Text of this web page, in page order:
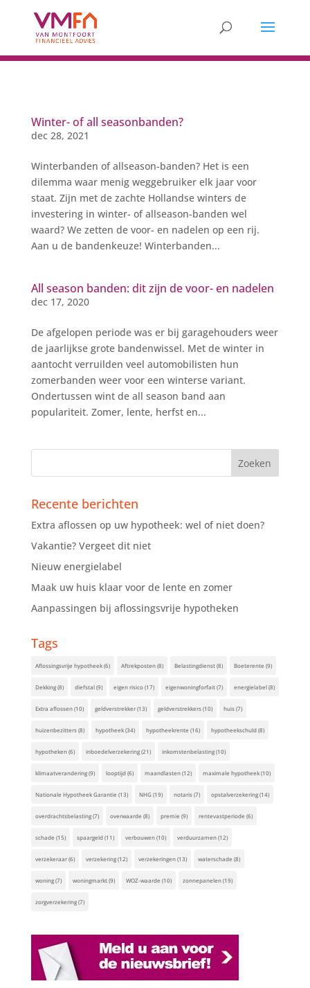
Winter- of all seasonbanden?
dec 28, 2021
Winterbanden of allseason-banden? Het is een
dilemma waar menig weggebruiker elk jaar voor
staat. Zijn met de zachte Hollandse winters de
investering in winter- of allseason-banden wel
waard? We zetten de voor- en nadelen op een rij.
Aan u de bandenkeuze! Winterbanden...
All season banden: dit zijn de voor- en nadelen
dec 17, 2020
De afgelopen periode was er bij garagehouders weer
de jaarlijkse grote bandenwissel. Met de winter in
aantocht verruilden veel automobilisten hun
zomerbanden weer voor een winterse variant.
Ondertussen wint de all season band aan
populariteit. Zomer, lente, herfst en...
Recente berichten
Extra aflossen op uw hypotheek: wel of niet doen?
Vakantie? Vergeet dit niet
Nieuw energielabel
Maak uw huis klaar voor de lente en zomer
Aanpassingen bij aflossingsvrije hypotheken
Tags
Aflossingsvrije hypotheek(6) Aftrekposten(8) Belastingdienst(8) Boeterente (9)
Dekking(8) diefstal(9) eigen risico(17) eigenwoningforfait(7) energielabel(8)
Extra aflossen(10) geldverstrekker(13) geldverstrekkers(10) huis(7)
huizenbezitters(8) hypotheek(34) hypotheekrente (16) hypotheekschuld(8)
hypotheken(6) inboedelverzekering(21) inkomstenbelasting(10)
klimaatverandering(9) looptijd(6) maandlasten(12) maximale hypotheek(10)
Nationale Hypotheek Garantie (13) NHG(19) notaris(7) opstalverzekering(14)
overdrachtsbelasting(7) overwaarde (8) premie (9) rentevastperiode (6)
schade (15) spaargeld(11) verbouwen(10) verduurzamen(12)
verzekeraar(6) verzekering(12) verzekeringen(13) waterschade (8)
woning(7) woningmarkt(9) WOZ-waarde (10) zonnepanelen(19)
zorgverzekering(7)